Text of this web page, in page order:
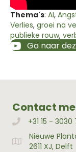
Thema's: AI,
Verlies, groei na
publieke rouw,
Ga naar
Contact
Bellen met Bright
+31 15 - 3030
Adres Bright
Nieuwe
2611 XJ, Delft